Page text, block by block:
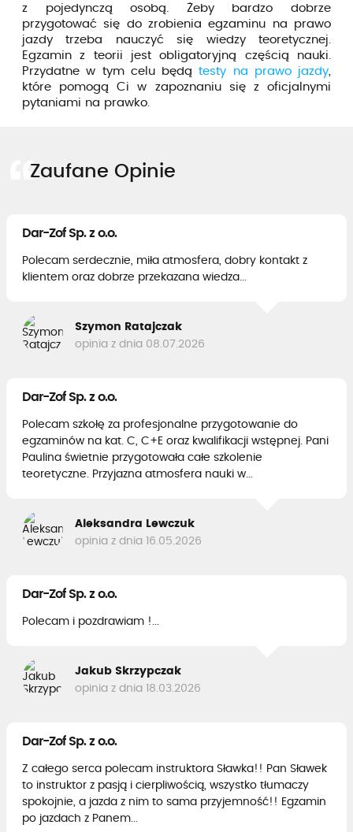
z pojedynczą osobą. Żeby bardzo dobrze
przygotować się do zrobienia egzaminu na prawo
jazdy trzeba nauczyć się wiedzy teoretycznej.
Egzamin z teorii jest obligatoryjną częścią nauki.
Przydatne w tym celu będątesty na prawo jazdy
które pomogą Ci w zapoznaniu się z oficjalnymi
pytaniami na prawko.
Zaufane Opinie
Dar-Zof Sp. z o.o.
Polecam serdecznie, miła atmosfera, dobry kontakt z
klientem oraz dobrze przekazana wiedza...
Szymon Ratajczak
opinia z dnia 08.07.2026
Dar-Zof Sp. z o.o.
Polecam szkołę za profesjonalne przygotowanie do
egzaminów na kat. C, C+E oraz kwalifikacji wstępnej. Pani
Paulina świetnie przygotowała całe szkolenie
teoretyczne. Przyjazna atmosfera nauki w...
Aleksandra Lewczuk
opinia z dnia 16.05.2026
Dar-Zof Sp. z o.o.
Polecam i pozdrawiam !...
Jakub Skrzypczak
opinia z dnia 18.03.2026
Dar-Zof Sp. z o.o.
Z całego serca polecam instruktora Sławka!! Pan Sławek
to instruktor z pasją i cierpliwością, wszystko tłumaczy
spokojnie, a jazda z nim to sama przyjemność!! Egzamin
po jazdach z Panem...